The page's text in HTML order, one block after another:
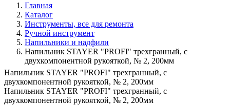
Главная
Каталог
Инструменты, все для ремонта
Ручной инструмент
Напильники и надфили
Напильник STAYER "PROFI" трехгранный, с
двухкомпонентной рукояткой, № 2, 200мм
Напильник STAYER "PROFI" трехгранный, с
двухкомпонентной рукояткой, № 2, 200мм
Напильник STAYER "PROFI" трехгранный, с
двухкомпонентной рукояткой, № 2, 200мм